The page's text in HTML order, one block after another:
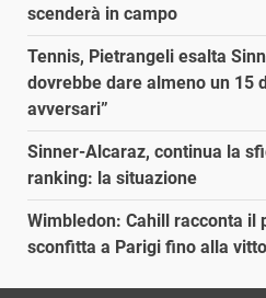
scenderà in campo
Tennis, Pietrangeli esalta
dovrebbe dare almeno un 15
avversari”
Sinner-Alcaraz, continua la
ranking: la situazione
Wimbledon: Cahill racconta il
sconfitta a Parigi fino alla